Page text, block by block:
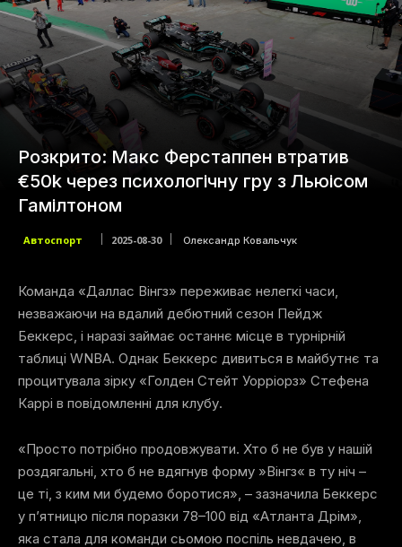
Розкрито: Макс Ферстаппен втратив
€50k через психологічну гру з Льюісом
Гамілтоном
Автоспорт 2025-08-30 Олександр Ковальчук
Команда «Даллас Вінгз» переживає нелегкі часи,
незважаючи на вдалий дебютний сезон Пейдж
Беккерс, і наразі займає останнє місце в турнірній
таблиці WNBA. Однак Беккерс дивиться в майбутнє та
процитувала зірку «Голден Стейт Уорріорз» Стефена
Каррі в повідомленні для клубу.
«Просто потрібно продовжувати. Хто б не був у нашій
роздягальні, хто б не вдягнув форму »Вінгз« в ту ніч –
це ті, з ким ми будемо боротися», – зазначила Беккерс
у п’ятницю після поразки 78–100 від «Атланта Дрім»,
яка стала для команди сьомою поспіль невдачею, в